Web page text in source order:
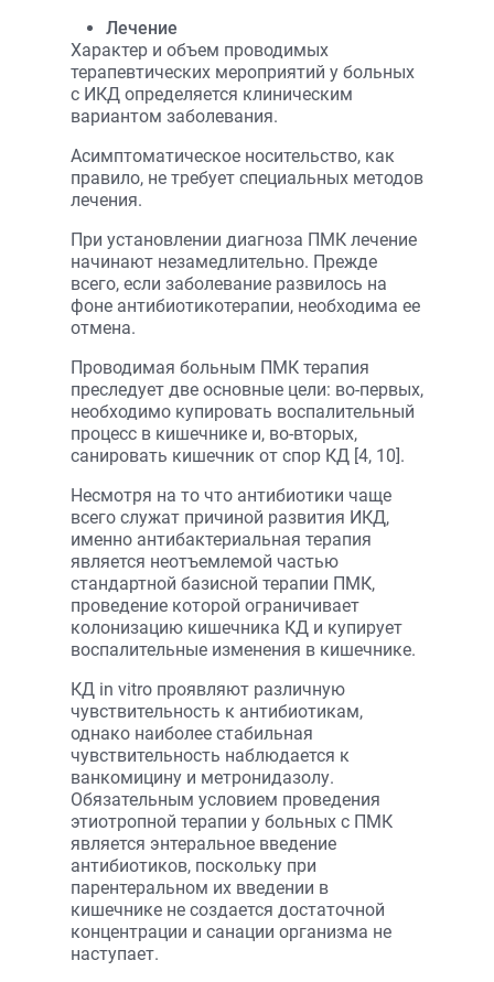
Лечение
Характер и объем проводимых
терапевтических мероприятий у больных
с ИКД определяется клиническим
вариантом заболевания.
Асимптоматическое носительство, как
правило, не требует специальных методов
лечения.
При установлении диагноза ПМК лечение
начинают незамедлительно. Прежде
всего, если заболевание развилось на
фоне антибиотикотерапии, необходима ее
отмена.
Проводимая больным ПМК терапия
преследует две основные цели: во-первых,
необходимо купировать воспалительный
процесс в кишечнике и, во-вторых,
санировать кишечник от спор КД [4, 10].
Несмотря на то что антибиотики чаще
всего служат причиной развития ИКД,
именно антибактериальная терапия
является неотъемлемой частью
стандартной базисной терапии ПМК,
проведение которой ограничивает
колонизацию кишечника КД и купирует
воспалительные изменения в кишечнике.
КД in vitro проявляют различную
чувствительность к антибиотикам,
однако наиболее стабильная
чувствительность наблюдается к
ванкомицину и метронидазолу.
Обязательным условием проведения
этиотропной терапии у больных с ПМК
является энтеральное введение
антибиотиков, поскольку при
парентеральном их введении в
кишечнике не создается достаточной
концентрации и санации организма не
наступает.